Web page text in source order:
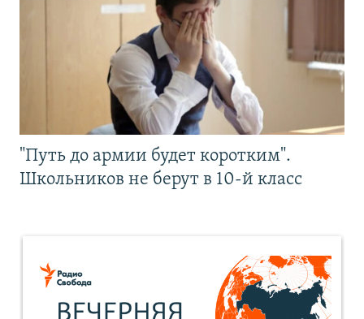
"Путь до армии будет коротким".
Школьников не берут в 10-й класс